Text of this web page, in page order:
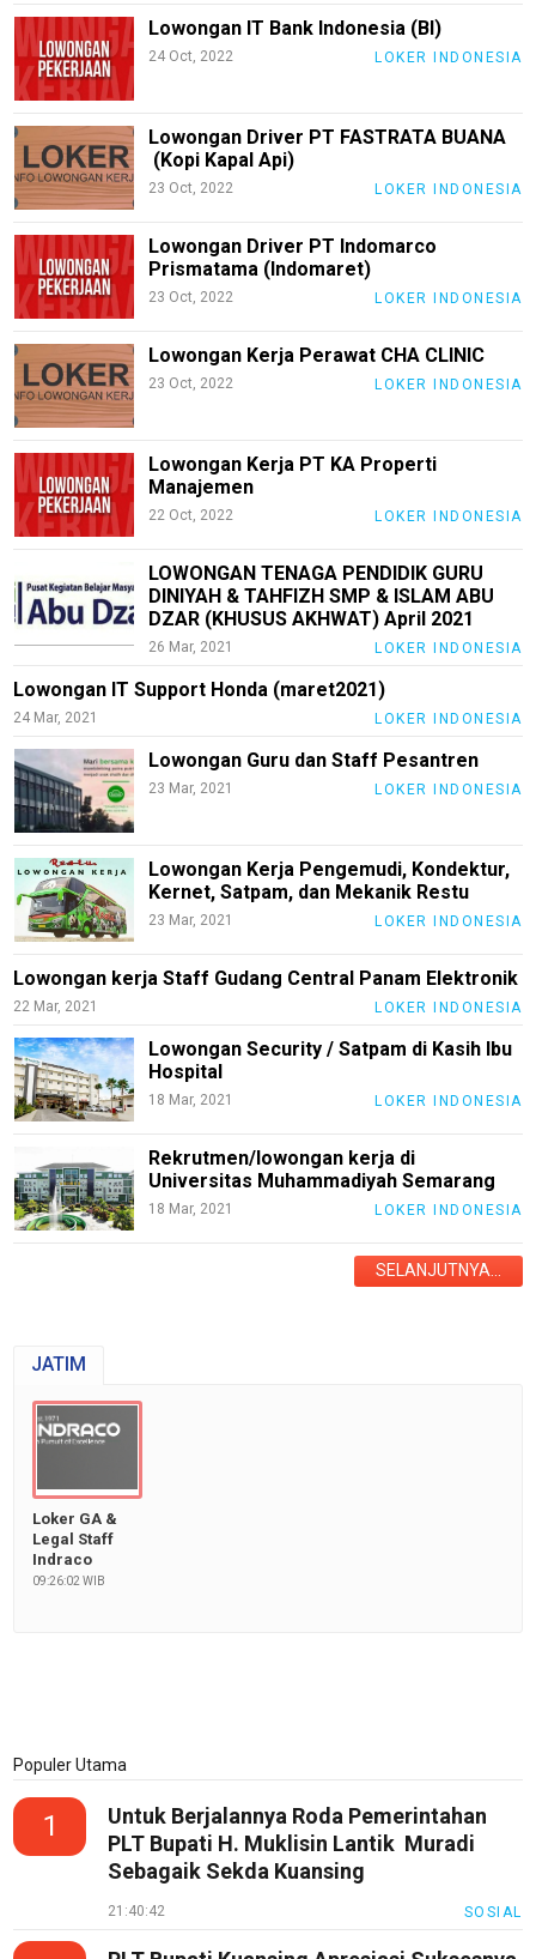
Lowongan IT Bank Indonesia (BI)
24 Oct, 2022 LOKER INDONESIA
Lowongan Driver PT FASTRATA BUANA
(Kopi Kapal Api)
23 Oct, 2022 LOKER INDONESIA
Lowongan Driver PT Indomarco
Prismatama (Indomaret)
23 Oct, 2022 LOKER INDONESIA
Lowongan Kerja Perawat CHA CLINIC
23 Oct, 2022 LOKER INDONESIA
Lowongan Kerja PT KA Properti
Manajemen
22 Oct, 2022 LOKER INDONESIA
LOWONGAN TENAGA PENDIDIK GURU
DINIYAH & TAHFIZH SMP & ISLAM ABU
DZAR (KHUSUS AKHWAT) April 2021
26 Mar, 2021 LOKER INDONESIA
Lowongan IT Support Honda (maret2021)
24 Mar, 2021 LOKER INDONESIA
Lowongan Guru dan Staff Pesantren
23 Mar, 2021 LOKER INDONESIA
Lowongan Kerja Pengemudi, Kondektur,
Kernet, Satpam, dan Mekanik Restu
23 Mar, 2021 LOKER INDONESIA
Lowongan kerja Staff Gudang Central Panam Elektronik
22 Mar, 2021 LOKER INDONESIA
Lowongan Security / Satpam di Kasih Ibu
Hospital
18 Mar, 2021 LOKER INDONESIA
Rekrutmen/lowongan kerja di
Universitas Muhammadiyah Semarang
18 Mar, 2021 LOKER INDONESIA
SELANJUTNYA...
JATIM
Loker GA &
Legal Staff
Indraco
09:26:02 WIB
Populer Utama
1
Untuk Berjalannya Roda Pemerintahan
PLT Bupati H. Muklisin Lantik Muradi
Sebagaik Sekda Kuansing
21:40:42 SOSIAL
Lowongan
Riau
Lowongan
Jerman
Lowongan
Malaysia
Loker
Indonesia
Loker
Malaysia
Loker
German
Loker
Loker
Jawa
Timur
W
jawabarat
Money
Liputan
Real
Gadget
Guide
Cat
Food
Review
Pinjol
Theme
Finance
Entertain
TeknoPedia
Blog
Techno